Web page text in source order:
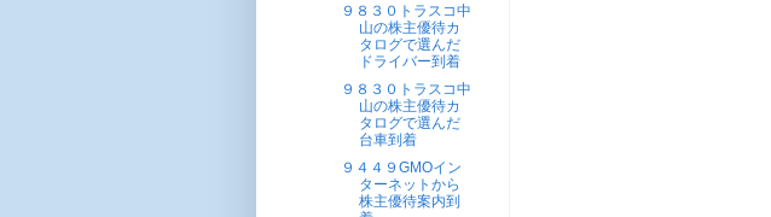
９８３０トラスコ中
山の株主優待カ
タログで選んだ
ドライバー到着
９８３０トラスコ中
山の株主優待カ
タログで選んだ
台車到着
９４４９GMOイン
ターネットから
株主優待案内到